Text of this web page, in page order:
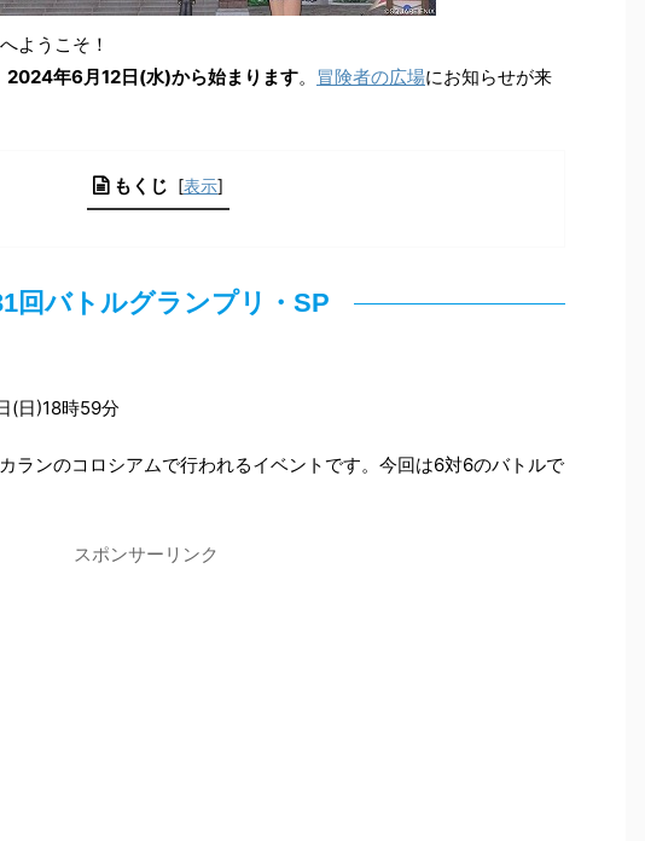
ようこそ！
2024年6月12日(水)から始まります。 冒険者の広場にお知らせが来
もくじ [表示]
回バトルグランプリ・SP
(日)18時59分
ランのコロシアムで行われるイベントです。今回は6対6のバトルで
スポンサーリンク